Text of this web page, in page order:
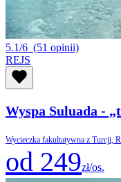
5.1/6 (51 opinii)
REJS
Wyspa Suluada -
Wycieczka fakultatywna z Turcji,
od 249zł/os.